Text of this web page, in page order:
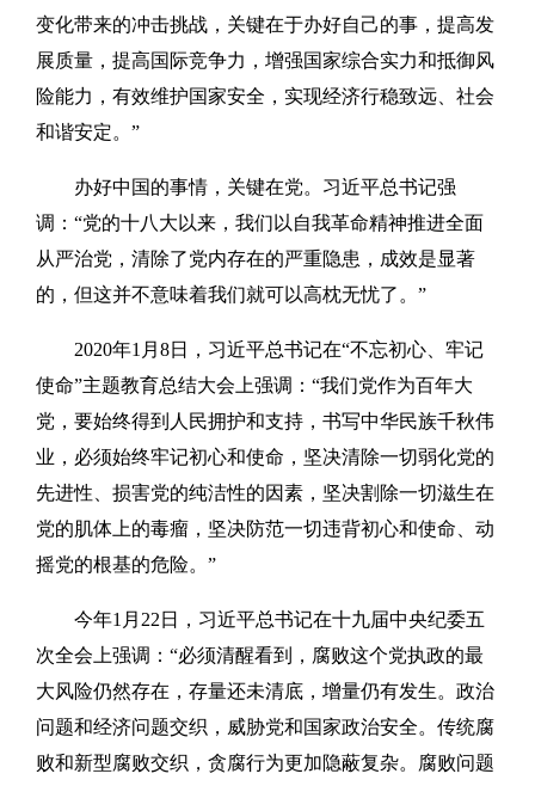
变化带来的冲击挑战，关键在于办好自己的事，提高发
展质量，提高国际竞争力，增强国家综合实力和抵御风
险能力，有效维护国家安全，实现经济行稳致远、社会
和谐安定。”
办好中国的事情，关键在党。习近平总书记强
调：“党的十八大以来，我们以自我革命精神推进全面
从严治党，清除了党内存在的严重隐患，成效是显著
的，但这并不意味着我们就可以高枕无忧了。”
2020年1月8日，习近平总书记在“不忘初心、牢记
使命”主题教育总结大会上强调：“我们党作为百年大
党，要始终得到人民拥护和支持，书写中华民族千秋伟
业，必须始终牢记初心和使命，坚决清除一切弱化党的
先进性、损害党的纯洁性的因素，坚决割除一切滋生在
党的肌体上的毒瘤，坚决防范一切违背初心和使命、动
摇党的根基的危险。”
今年1月22日，习近平总书记在十九届中央纪委五
次全会上强调：“必须清醒看到，腐败这个党执政的最
大风险仍然存在，存量还未清底，增量仍有发生。政治
问题和经济问题交织，威胁党和国家政治安全。传统腐
败和新型腐败交织，贪腐行为更加隐蔽复杂。腐败问题